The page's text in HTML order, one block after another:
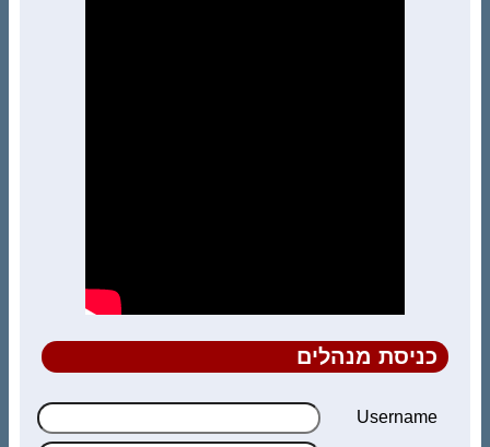
כניסת מנהלים
Username